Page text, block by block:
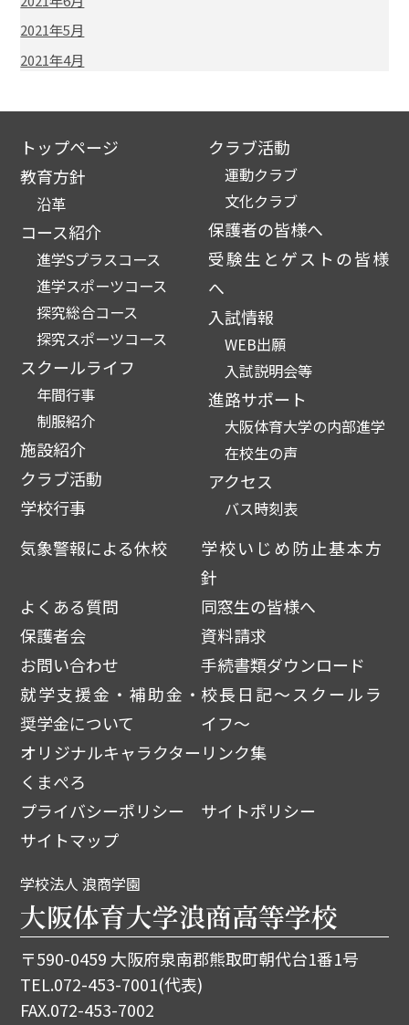
2021年5月
2021年4月
トップページ
教育方針
沿革
コース紹介
進学Sプラスコース
進学スポーツコース
探究総合コース
探究スポーツコース
スクールライフ
年間行事
制服紹介
施設紹介
クラブ活動
学校行事
クラブ活動
運動クラブ
文化クラブ
保護者の皆様へ
受験生とゲストの皆様
へ
入試情報
WEB出願
入試説明会等
進路サポート
大阪体育大学の内部進学
在校生の声
アクセス
バス時刻表
気象警報による休校
学校いじめ防止基本方
針
よくある質問
同窓生の皆様へ
保護者会
資料請求
お問い合わせ
手続書類ダウンロード
就学支援金・補助金・
奨学金について
校長日記～スクールラ
イフ～
オリジナルキャラクター
くまぺろ
リンク集
プライバシーポリシー
サイトポリシー
サイトマップ
学校法人 浪商学園
大阪体育大学浪商高等学校
〒590-0459 大阪府泉南郡熊取町朝代台1番1号
TEL.072-453-7001(代表)
FAX.072-453-7002